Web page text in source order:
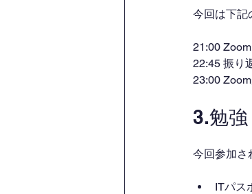
今回は下記
21:00
22:45 振り
23:00
3.勉
今回参加さ
ITパス